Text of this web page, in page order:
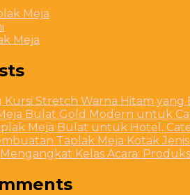
Meja
Meja
Stretch Warna Hitam yang
Bulat Gold Modern untuk
Meja Bulat untuk Hotel,
Taplak Meja Kotak
Kelas Acara: